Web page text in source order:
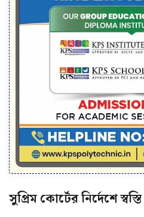
সুপ্রিম কোর্টের নির্দেশে স্বস্তি